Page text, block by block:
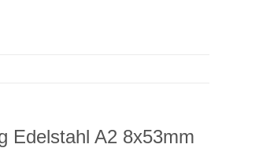
Edelstahl A2 8x53mm